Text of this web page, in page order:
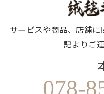
サービスや商品、店舗
記よりご
078-